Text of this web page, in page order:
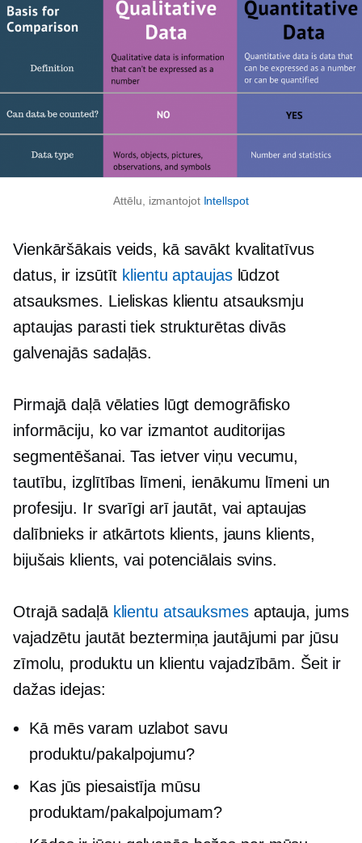
Attēlu, izmantojot Intellspot
Vienkāršākais veids, kā savākt kvalitatīvus
datus, ir izsūtīt klientu aptaujaslūdzot
atsauksmes. Lieliskas klientu atsauksmju
aptaujas parasti tiek strukturētas divās
galvenajās sadaļās.
Pirmajā daļā vēlaties lūgt demogrāfisko
informāciju, ko var izmantot auditorijas
segmentēšanai. Tas ietver viņu vecumu,
tautību, izglītības līmeni, ienākumu līmeni un
profesiju. Ir svarīgi arī jautāt, vai aptaujas
dalībnieks ir atkārtots klients, jauns klients,
bijušais klients, vai potenciālais svins.
Otrajā sadaļā klientu atsauksmesaptauja, jums
vajadzētu jautāt beztermiņa jautājumi par jūsu
zīmolu, produktu un klientu vajadzībām. Šeit ir
dažas idejas:
Kā mēs varam uzlabot savu
produktu/pakalpojumu?
Kas jūs piesaistīja mūsu
produktam/pakalpojumam?